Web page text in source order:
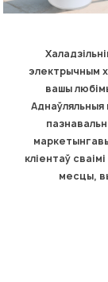
электрычным
вашы
Аднаўляльныя
кліентаў
месцы,